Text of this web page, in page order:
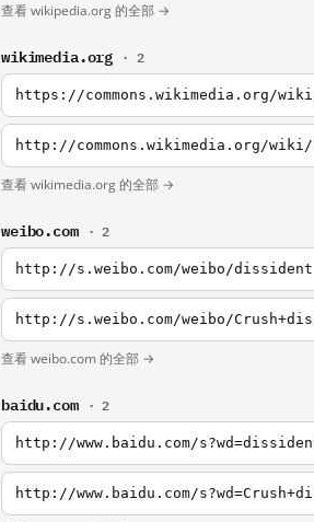
查看 wikipedia.org 的全部 →
wikimedia.org · 2
https://commons.wikimedia.org/
http://commons.wikimedia.org/
查看 wikimedia.org 的全部 →
weibo.com · 2
http://s.weibo.com/weibo/dissident
http://s.weibo.com/weibo/
查看 weibo.com 的全部 →
baidu.com · 2
http://www.baidu.com/
http://www.baidu.com/